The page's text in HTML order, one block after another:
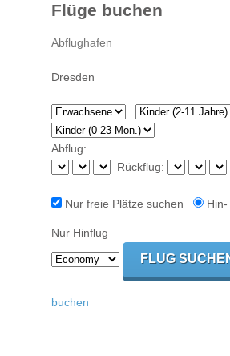
Flüge buchen
Abflug:
Rückflug:
Nur freie Plätze suchen
Nur Hinflug
buchen